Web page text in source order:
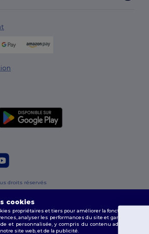
droits réservés
de Cookies|
cookies
propriétaires et tiers pour améliorer la fonctionnalité
analyser les performances du site et garantir une
et personnalisée, y compris du contenu adapté, des
site web, et de la publicité.